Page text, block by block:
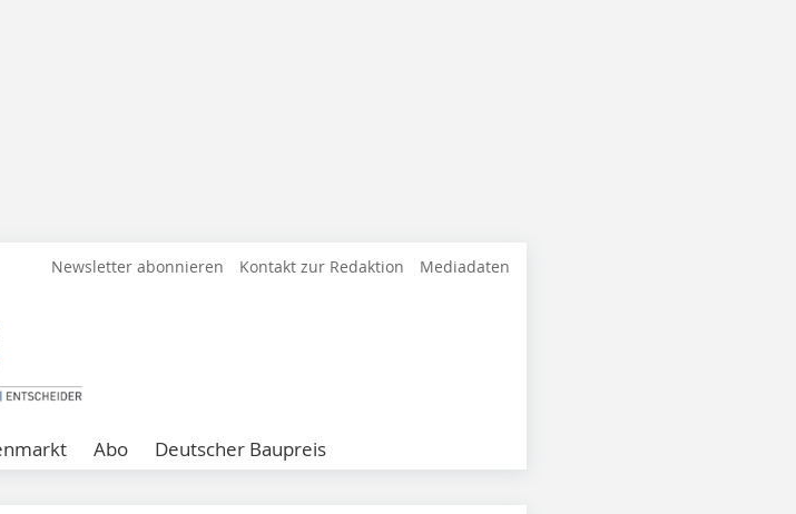
Newsletter abonnieren Kontakt zur Redaktion Mediadaten
Abo Deutscher Baupreis